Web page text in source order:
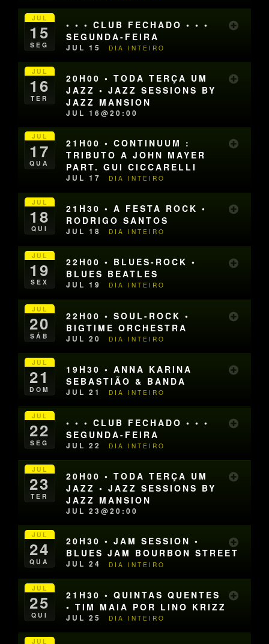
JUL
15
SEG
• • • CLUB FECHADO • • •
SEGUNDA-FEIRA
JUL 15 DIA INTEIRO
JUL
16
TER
20H00 • TODA TERÇA UM
JAZZ • JAZZ SESSIONS BY
JAZZ MANSION
JUL 16@20:00
JUL
17
QUA
21H00 • CONTINUUM :
TRIBUTO A JOHN MAYER
PART. GUI CICCARELLI
JUL 17 DIA INTEIRO
JUL
18
QUI
21H30 • A FESTA ROCK •
RODRIGO SANTOS
JUL 18 DIA INTEIRO
JUL
19
SEX
22H00 • BLUES-ROCK •
BLUES BEATLES
JUL 19 DIA INTEIRO
JUL
20
SÁB
22H00 • SOUL-ROCK •
BIGTIME ORCHESTRA
JUL 20 DIA INTEIRO
JUL
21
DOM
19H30 • ANNA KARINA
SEBASTIÃO & BANDA
JUL 21 DIA INTEIRO
JUL
22
SEG
• • • CLUB FECHADO • • •
SEGUNDA-FEIRA
JUL 22 DIA INTEIRO
JUL
23
TER
20H00 • TODA TERÇA UM
JAZZ • JAZZ SESSIONS BY
JAZZ MANSION
JUL 23@20:00
JUL
24
QUA
20H30 • JAM SESSION •
BLUES JAM BOURBON STREET
JUL 24 DIA INTEIRO
JUL
25
QUI
21H30 • QUINTAS QUENTES
• TIM MAIA POR LINO KRIZZ
JUL 25 DIA INTEIRO
JUL